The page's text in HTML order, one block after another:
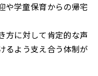
や学童保育からの帰宅
方に対して肯定的な声
るよう支え合う体制が